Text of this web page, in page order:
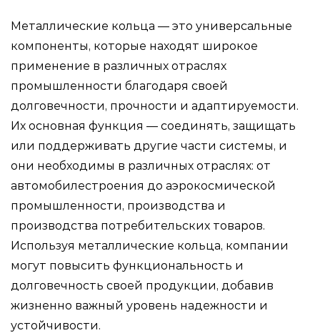
Металлические кольца — это универсальные
компоненты, которые находят широкое
применение в различных отраслях
промышленности благодаря своей
долговечности, прочности и адаптируемости.
Их основная функция — соединять, защищать
или поддерживать другие части системы, и
они необходимы в различных отраслях: от
автомобилестроения до аэрокосмической
промышленности, производства и
производства потребительских товаров.
Используя металлические кольца, компании
могут повысить функциональность и
долговечность своей продукции, добавив
жизненно важный уровень надежности и
устойчивости.